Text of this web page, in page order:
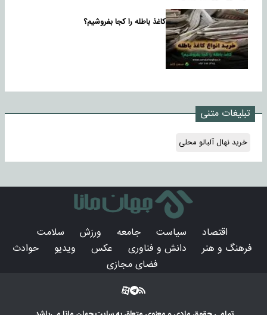
کاغذ باطله را کجا بفروشیم؟
تبلیغات متنی
خرید نهال آلبالو محلی
اقتصاد سیاست جامعه ورزش
سلامت
فرهنگ و هنر
دانش و فناوری عکس ویدیو
حوادث
فضای مجازی